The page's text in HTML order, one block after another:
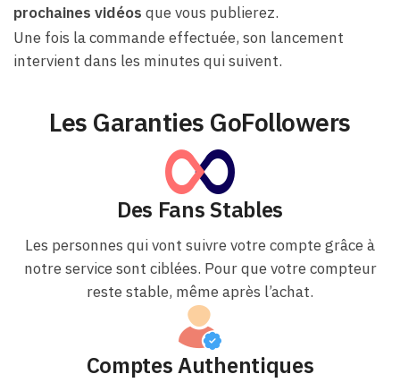
prochaines vidéos que vous publierez.
Une fois la commande effectuée, son lancement
intervient dans les minutes qui suivent.
Les Garanties GoFollowers
Des Fans Stables
Les personnes qui vont suivre votre compte grâce à
notre service sont ciblées. Pour que votre compteur
reste stable, même après l’achat.
Comptes Authentiques